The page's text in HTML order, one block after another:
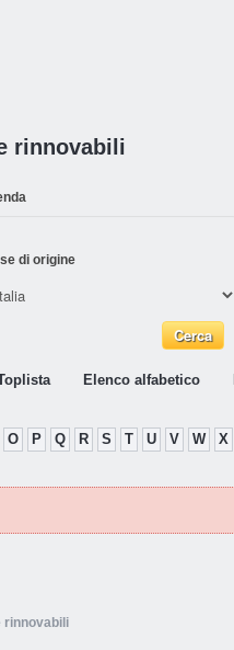
rinnovabili
di origine
Elenco alfabetico
O P Q R S T U V W X
rinnovabili